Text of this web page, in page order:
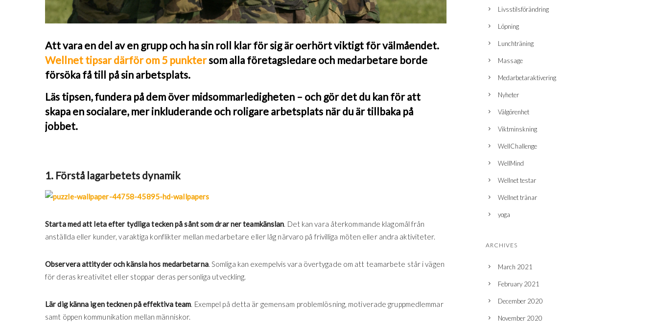
Att vara en del av en grupp och ha sin roll klar för sig är oerhört viktigt för välmåendet.
Wellnet tipsar därför om 5 punktersom alla företagsledare och medarbetare borde
försöka få till på sin arbetsplats.
Läs tipsen, fundera på dem över midsommarledigheten – och gör det du kan för att
skapa en socialare, mer inkluderande och roligare arbetsplats när du är tillbaka på
jobbet.
1. Förstå lagarbetets dynamik
Starta med att leta efter tydliga tecken på sånt som drar ner teamkänslan. Det kan vara återkommande klagomål från
anställda eller kunder, varaktiga konflikter mellan medarbetare eller låg närvaro på frivilliga möten eller andra aktiviteter.
Observera attityder och känsla hos medarbetarna. Somliga kan exempelvis vara övertygade om att teamarbete står i vägen
för deras kreativitet eller stoppar deras personliga utveckling.
Lär dig känna igen tecknen på effektiva team. Exempel på detta är gemensam problemlösning, motiverade gruppmedlemmar
samt öppen kommunikation mellan människor.
Livsstilsförändring
Löpning
Lunchträning
Massage
Medarbetaraktivering
Nyheter
Välgörenhet
Viktminskning
WellChallenge
WellMind
Wellnet testar
Wellnet tränar
yoga
ARCHIVES
March 2021
February 2021
December 2020
November 2020